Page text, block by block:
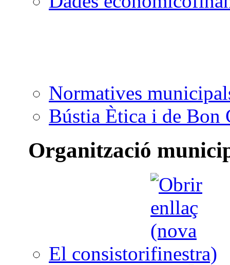
Normatives
Bústia Ètica i de Bon
Organització
El consistori